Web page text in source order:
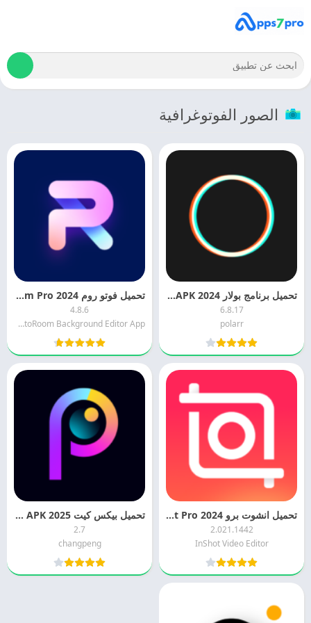
الصور الفوتوغرافية
تحميل برنامج بولار 2024 Polarr APK اخر اصدار
6.8.17
polarr
تحميل فوتو روم 2024 PhotoRoom Pro للاندرويد اخر اصدار مجانا
4.8.6
PhotoRoom Background Editor App
تحميل انشوت برو 2024 InShot Pro للاندرويد مجانا
2.021.1442
InShot Video Editor
تحميل بيكس كيت 2025 PicsKit APK اخر اصدار مجانا
2.7
changpeng